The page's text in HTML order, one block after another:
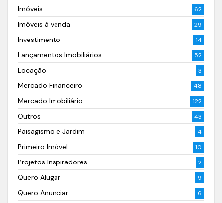
Imóveis 62
Imóveis à venda 29
Investimento 14
Lançamentos Imobiliários 52
Locação 3
Mercado Financeiro 48
Mercado Imobiliário 122
Outros 43
Paisagismo e Jardim 4
Primeiro Imóvel 10
Projetos Inspiradores 2
Quero Alugar 9
Quero Anunciar 6